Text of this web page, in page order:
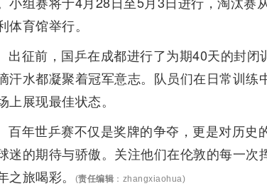
体育馆举行。
出征前，国乒在成都进行了为期40天的封
汗水都凝聚着冠军意志。队员们在日常训
上展现最佳状态。
百年世乒赛不仅是奖牌的争夺，更是对历
迷的期待与骄傲。关注他们在伦敦的每一
之旅喝彩。
(责任编辑 ：zhangxiaohua)